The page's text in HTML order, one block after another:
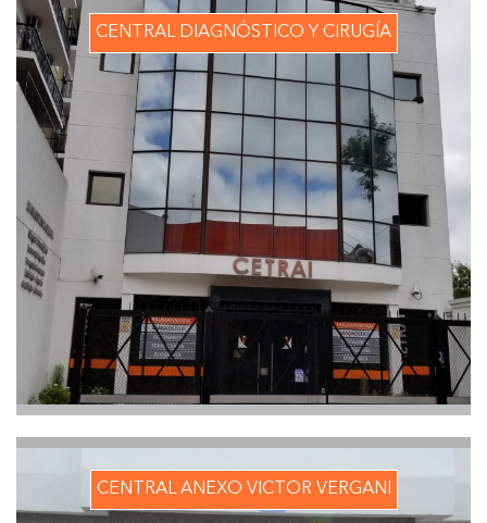
CENTRAL DIAGNÓSTICO Y CIRUGÍA
CENTRAL ANEXO VICTOR VERGANI